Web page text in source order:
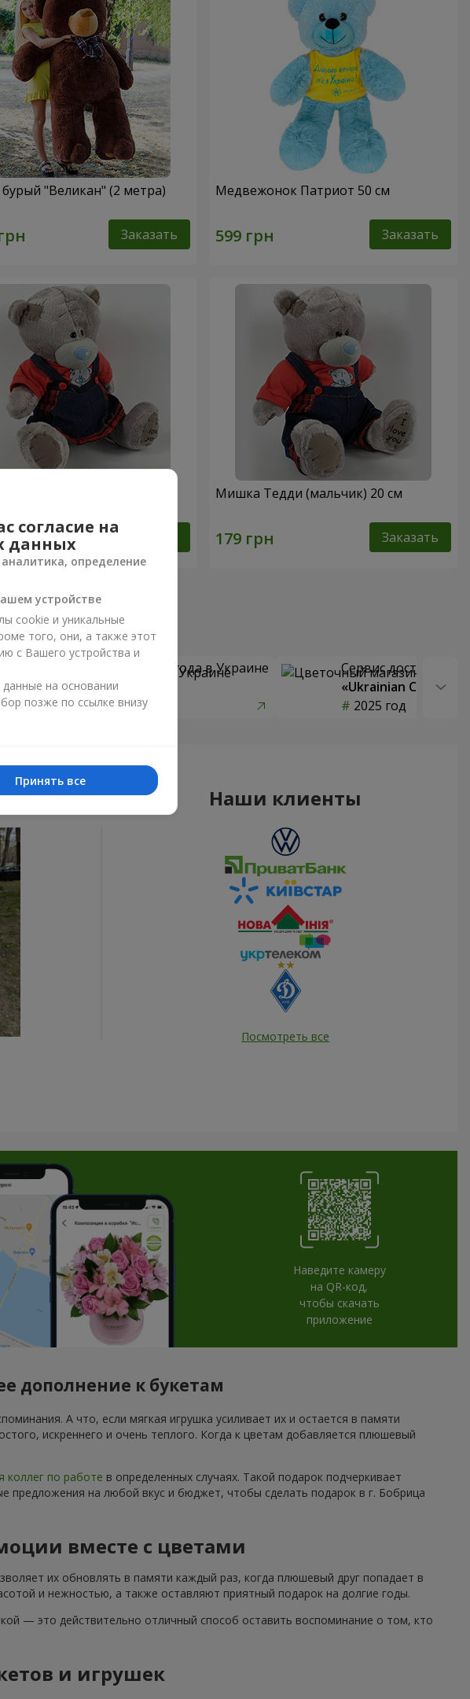
"Великан" (2 метра)
Заказать
Медвежонок Патриот 50 см
Заказать
(девочка) 20 см Мишка Тедди (мальчик) 20 см
Заказать
Доставка цветов года в Украине
«Выбор страны»
2025 год
Сервис доставки
«Ukrainian Choice»
2025 год
Наши клиенты
Посмотреть все
Наведите камеру
на QR-код,
чтобы скачать
приложение
дополнение к букетам
А что, если мягкая игрушка усиливает их и остается в памяти
искреннего и очень теплого. Когда к цветам добавляется плюшевый
коллег по работе в определенных случаях. Такой подарок подчеркивает
предложения на любой вкус и бюджет, чтобы сделать подарок в г. Бобрица
вместе с цветами
их обновлять в памяти каждый раз, когда плюшевый друг попадает в
и нежностью, а также оставляют приятный подарок на долгие годы.
— это действительно отличный способ оставить воспоминание о том, кто
и игрушек
согласие на
данных
определение
устройстве
cookie и уникальные
того, они, а также этот
с Вашего устройства и
на основании
позже по ссылке внизу
Принять все